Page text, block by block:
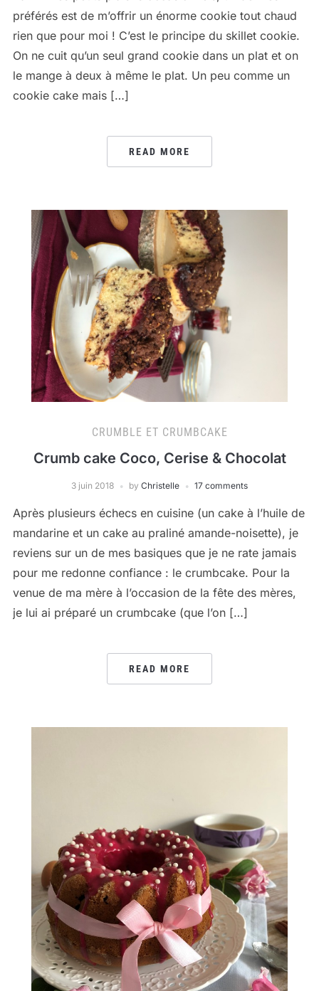
préférés est de m’offrir un énorme cookie tout chaud
rien que pour moi ! C’est le principe du skillet cookie.
On ne cuit qu’un seul grand cookie dans un plat et on
le mange à deux à même le plat. Un peu comme un
cookie cake mais […]
READ MORE
CRUMBLE ET CRUMBCAKE
Crumb cake Coco, Cerise & Chocolat
3 juin 2018 by Christelle 17 comments
Après plusieurs échecs en cuisine (un cake à l’huile de
mandarine et un cake au praliné amande-noisette), je
reviens sur un de mes basiques que je ne rate jamais
pour me redonne confiance : le crumbcake. Pour la
venue de ma mère à l’occasion de la fête des mères,
je lui ai préparé un crumbcake (que l’on […]
READ MORE